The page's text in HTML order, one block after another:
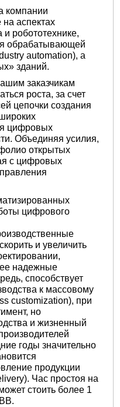
компании
аспектах
и робототехнике,
обрабатывающей
automation), а
зданий.
заказчикам
роста, за счет
цепочки создания
цифровых
Объединяя усилия,
открытых
с цифровых
цифрового
и увеличить
надежные
способствует
к массовому
customization), при
но
и жизненный
годы значительно
продукции
Час простоя на
стоить более 1